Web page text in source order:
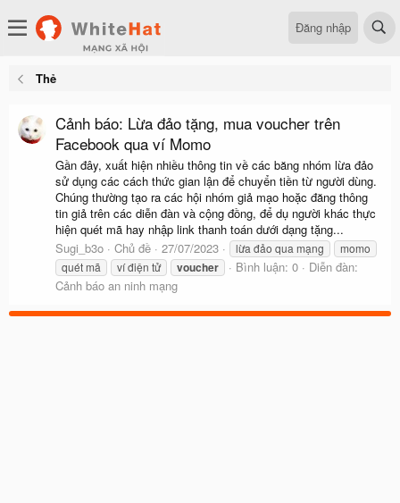
Đăng nhập
Thẻ
Cảnh báo: Lừa đảo tặng, mua voucher trên
Facebook qua ví Momo
Gần đây, xuất hiện nhiều thông tin về các băng nhóm lừa đảo
sử dụng các cách thức gian lận để chuyển tiền từ người dùng.
Chúng thường tạo ra các hội nhóm giả mạo hoặc đăng thông
tin giả trên các diễn đàn và cộng đồng, để dụ người khác thực
hiện quét mã hay nhập link thanh toán dưới dạng tặng...
Sugi_b3o
Chủ đề 27/07/2023 lừa đảo qua mạng
momo
quét mã
ví điện tử voucher Bình luận: 0
Diễn đàn:
Cảnh báo an ninh mạng